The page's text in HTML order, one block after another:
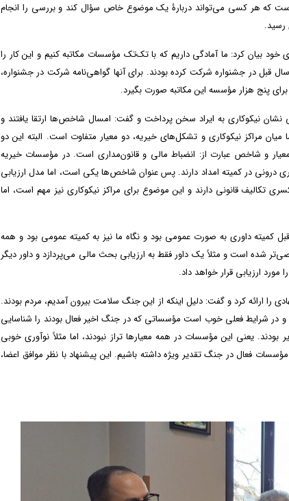
که هر کسی می‌تواند دربارۀ یک موضوع خاص سؤال کند و بررسی را انجام
رسید.
بیان کرد: ما آمادگی داریم که با تک‌تک مؤسسات مکاتبه کنیم و این کار را
قبل در جشنواره شرکت کرده بودند. برای آنها گواهی‌نامه شرکت در جشنواره،
پنج هزار مؤسسه این مکاتبه صورت بگیرد.
نیکوکاری به ایراد سخن پرداخت و گفت: امسال شاخص‌ها ارتقا یافتند و
کلی برای ارزیابی مجموعاً ۱۰ معیار است، اما میان مراکز نیکوکاری و تشکل‌های خیریه، دو معیار متفاوت است. البته این دو
معیار و شاخص عبارت از: انضباط مالی و قانون‌مداری است. در مؤسسات خیریه
در کمیته امداد دارند. پس عنوان شاخص‌ها یکی است، اما مدل ارزیابی
قانونی دارند و این موضوع برای مراکز نیکوکاری نیز مهم است، اما
کمیته داوری به صورت عمومی بود و نگاه ما نیز به کمیته عمومی بود و همه
شده است و مثلاً یک داور فقط به ارزیابی بحث مالی می‌پردازد و داور دیگر
ارزیابی قرار خواهد داد.
دکتر جعفری با اشاره به جنگ تحمیلی ۱۲ روزه پیشنهادی را ارائه کرد و گفت: دلیل اینکه از این جنگ سلامت بیرون آمدیم، مردم بودند.
در شرایط فعلی خوب است مؤسساتی که در جنگ اخیر فعال بودند را شناسایی
یعنی این مؤسسات در همه معیار‌ها تراز نبودند، اما مثلاً نوآوری خوبی
فعال در جنگ تقدیر ویژه داشته باشیم. این پیشنهاد با نظر موافق اعضا،